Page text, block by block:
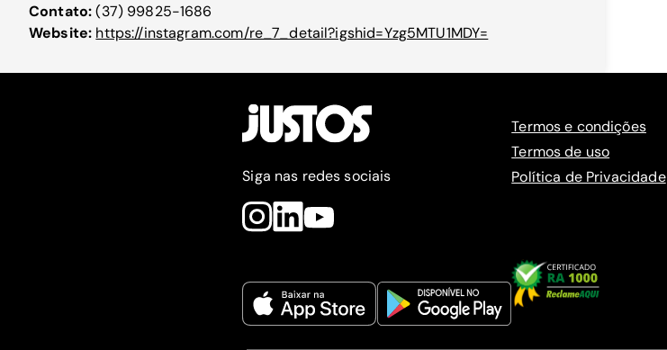
Contato:(37) 99825-1686
Website: https://instagram.com/re_7_detail?igshid=Yzg5MTU1MDY=
Siga nas redes sociais
Termos e condições
Termos de uso
Política de Privacidade